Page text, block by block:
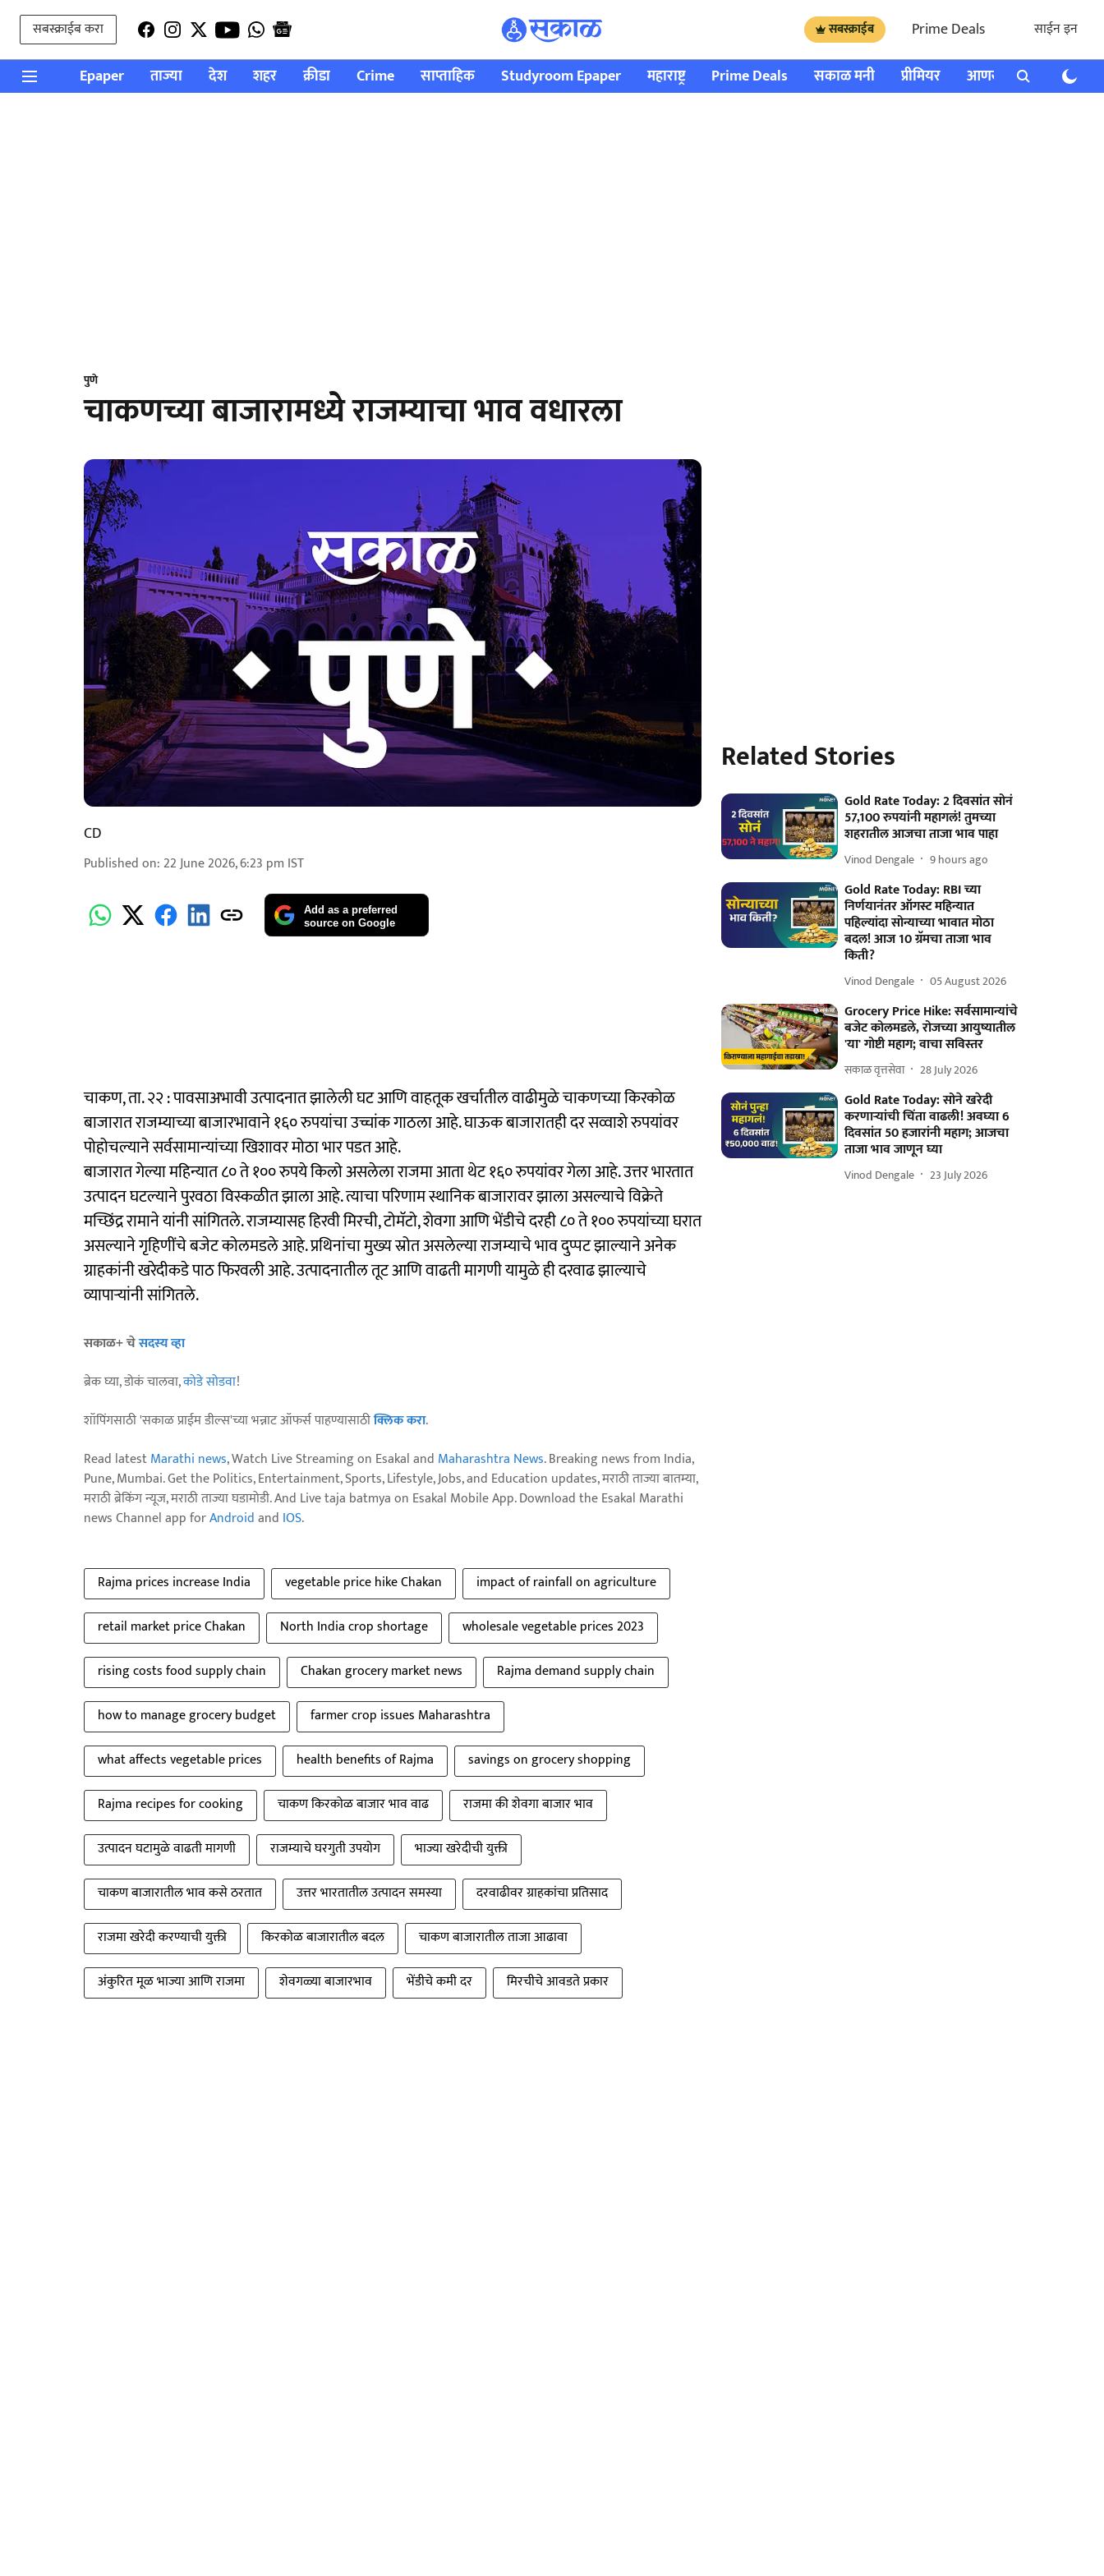
सबस्क्राईब करा सबस्क्राईब Prime Deals साईन इन
Epaper ताज्या देश शहर क्रीडा Crime साप्ताहिक Studyroom Epaper महाराष्ट्र Prime Deals सकाळ मनी प्रीमियर आणखी राशी भविष्य
पुणे
चाकणच्या बाजारामध्ये राजम्याचा भाव वधारला
CD
Published on: 22 June 2026, 6:23 pm IST
Add as a preferred
source on Google
चाकण, ता. २२ : पावसाअभावी उत्पादनात झालेली घट आणि वाहतूक खर्चातील वाढीमुळे चाकणच्या किरकोळ
बाजारात राजम्याच्या बाजारभावाने १६० रुपयांचा उच्चांक गाठला आहे. घाऊक बाजारातही दर सव्वाशे रुपयांवर
पोहोचल्याने सर्वसामान्यांच्या खिशावर मोठा भार पडत आहे.
बाजारात गेल्या महिन्यात ८० ते १०० रुपये किलो असलेला राजमा आता थेट १६० रुपयांवर गेला आहे. उत्तर भारतात
उत्पादन घटल्याने पुरवठा विस्कळीत झाला आहे. त्याचा परिणाम स्थानिक बाजारावर झाला असल्याचे विक्रेते
मच्छिंद्र रामाने यांनी सांगितले. राजम्यासह हिरवी मिरची, टोमॅटो, शेवगा आणि भेंडीचे दरही ८० ते १०० रुपयांच्या घरात
असल्याने गृहिणींचे बजेट कोलमडले आहे. प्रथिनांचा मुख्य स्रोत असलेल्या राजम्याचे भाव दुप्पट झाल्याने अनेक
ग्राहकांनी खरेदीकडे पाठ फिरवली आहे. उत्पादनातील तूट आणि वाढती मागणी यामुळे ही दरवाढ झाल्याचे
व्यापाऱ्यांनी सांगितले.
सकाळ+ चेसदस्य व्हा
ब्रेक घ्या, डोकं चालवा,कोडे सोडवा!
शॉपिंगसाठी 'सकाळ प्राईम डील्स'च्या भन्नाट ऑफर्स पाहण्यासाठीक्लिक करा.
Read latestMarathi news, Watch Live Streaming on Esakal and Maharashtra News. Breaking news from India,
Pune, Mumbai. Get the Politics, Entertainment, Sports, Lifestyle, Jobs, and Education updates, मराठी ताज्या बातम्या,
मराठी ब्रेकिंग न्यूज, मराठी ताज्या घडामोडी. And Live taja batmya on Esakal Mobile App. Download the Esakal Marathi
news Channel app forAndroidand IOS.
Rajma prices increase India vegetable price hike Chakan
impact of rainfall on agriculture
retail market price Chakan
North India crop shortage
wholesale vegetable prices 2023
rising costs food supply chain
Chakan grocery market news
Rajma demand supply chain
how to manage grocery budget
farmer crop issues Maharashtra
what affects vegetable prices
health benefits of Rajma
savings on grocery shopping
Rajma recipes for cooking
चाकण किरकोळ बाजार भाव वाढ
राजमा की शेवगा बाजार भाव
उत्पादन घटामुळे वाढती मागणी
राजम्याचे घरगुती उपयोग
भाज्या खरेदीची युक्ती
चाकण बाजारातील भाव कसे ठरतात
उत्तर भारतातील उत्पादन समस्या
दरवाढीवर ग्राहकांचा प्रतिसाद
राजमा खरेदी करण्याची युक्ती
किरकोळ बाजारातील बदल
चाकण बाजारातील ताजा आढावा
अंकुरित मूळ भाज्या आणि राजमा
शेवगळ्या बाजारभाव भेंडीचे कमी दर मिरचीचे आवडते प्रकार
Related Stories
Gold Rate Today: 2 दिवसांत सोनं
57,100 रुपयांनी महागलं! तुमच्या
शहरातील आजचा ताजा भाव पाहा
Vinod Dengale 9 hours ago
Gold Rate Today: RBI च्या
निर्णयानंतर ऑगस्ट महिन्यात
पहिल्यांदा सोन्याच्या भावात मोठा
बदल! आज 10 ग्रॅमचा ताजा भाव
किती?
Vinod Dengale 05 August 2026
Grocery Price Hike: सर्वसामान्यांचे
बजेट कोलमडले, रोजच्या आयुष्यातील
'या' गोष्टी महाग; वाचा सविस्तर
सकाळ वृत्तसेवा 28 July 2026
Gold Rate Today: सोने खरेदी
करणाऱ्यांची चिंता वाढली! अवघ्या 6
दिवसांत 50 हजारांनी महाग; आजचा
ताजा भाव जाणून घ्या
Vinod Dengale 23 July 2026